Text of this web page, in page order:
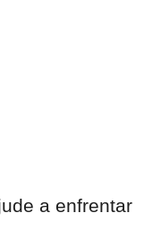
a enfrentar